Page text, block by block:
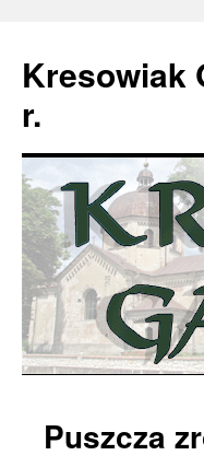
Kresowiak
r.
Puszcza